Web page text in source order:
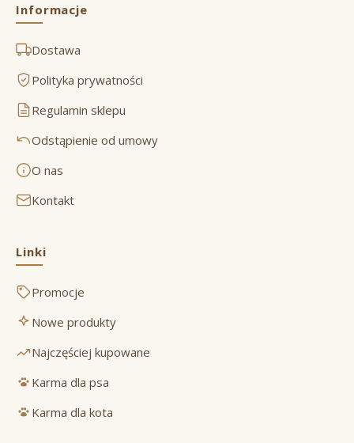
Informacje
Dostawa
Polityka prywatności
Regulamin sklepu
Odstąpienie od umowy
O nas
Kontakt
Linki
Promocje
Nowe produkty
Najczęściej kupowane
Karma dla psa
Karma dla kota